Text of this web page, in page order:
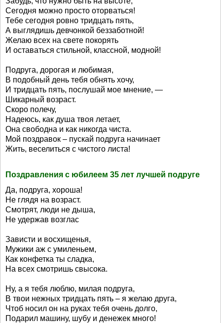
Сегодня можно просто оторваться!
Тебе сегодня ровно тридцать пять,
А выглядишь девчонкой беззаботной!
Желаю всех на свете покорять
И оставаться стильной, классной, модной!
Подруга, дорогая и любимая,
В подобный день тебя обнять хочу,
И тридцать пять, послушай мое мнение, —
Шикарный возраст.
Скоро полечу,
Надеюсь, как душа твоя летает,
Она свободна и как никогда чиста.
Мой поздравок – пускай подруга начинает
Жить, веселиться с чистого листа!
Поздравления с юбилеем 35 лет лучшей подруге
Да, подруга, хороша!
Не глядя на возраст.
Смотрят, люди не дыша,
Не удержав возглас
Зависти и восхищенья,
Мужики аж с умиленьем,
Как конфетка ты сладка,
На всех смотришь свысока.
Ну, а я тебя люблю, милая подруга,
В твои нежных тридцать пять – я желаю друга,
Чтоб носил он на руках тебя очень долго,
Подарил машину, шубу и денежек много!